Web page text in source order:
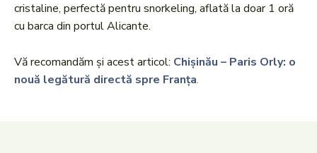
cristaline, perfectă pentru snorkeling, aflată la doar 1 oră
cu barca din portul Alicante.
Vă recomandăm și acest articol: Chișinău – Paris Orly: o
nouă legătură directă spre Franța.